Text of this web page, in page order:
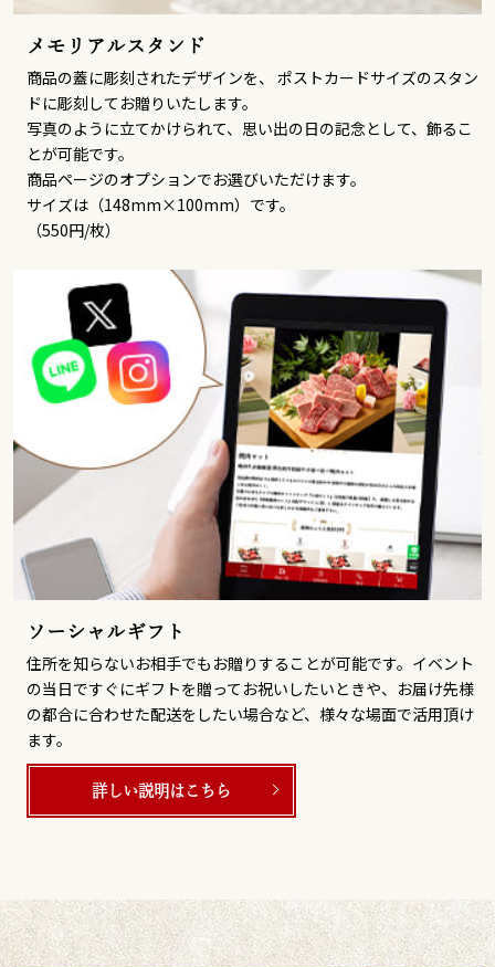
メモリアルスタンド
商品の蓋に彫刻されたデザインを、 ポストカードサイズのスタン
ドに彫刻してお贈りいたします。
写真のように立てかけられて、思い出の日の記念として、飾るこ
とが可能です。
商品ページのオプションでお選びいただけます。
サイズは（148mm×100mm）です。
（550円/枚）
ソーシャルギフト
住所を知らないお相手でもお贈りすることが可能です。イベント
の当日ですぐにギフトを贈ってお祝いしたいときや、お届け先様
の都合に合わせた配送をしたい場合など、様々な場面で活用頂け
ます。
詳しい説明はこちら